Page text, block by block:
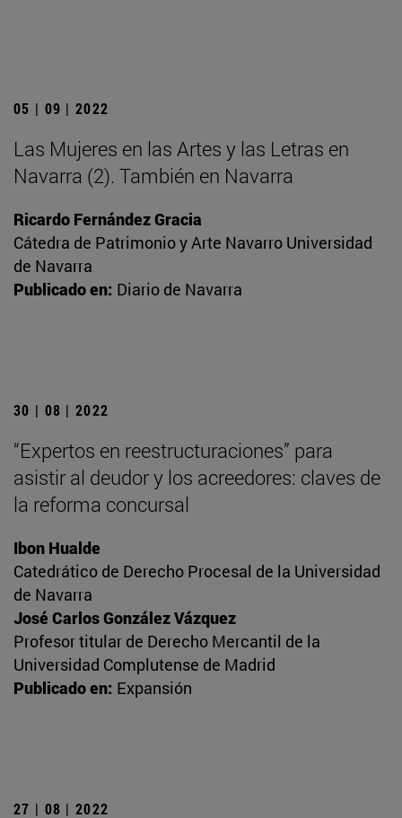
05 | 09 | 2022
Las Mujeres en las Artes y las Letras en
Navarra (2). También en Navarra
Ricardo Fernández Gracia
Cátedra de Patrimonio y Arte Navarro Universidad
de Navarra
Publicado en: Diario de Navarra
30 | 08 | 2022
“Expertos en reestructuraciones” para
asistir al deudor y los acreedores: claves de
la reforma concursal
Ibon Hualde
Catedrático de Derecho Procesal de la Universidad
de Navarra
José Carlos González Vázquez
Profesor titular de Derecho Mercantil de la
Universidad Complutense de Madrid
Publicado en: Expansión
27 | 08 | 2022